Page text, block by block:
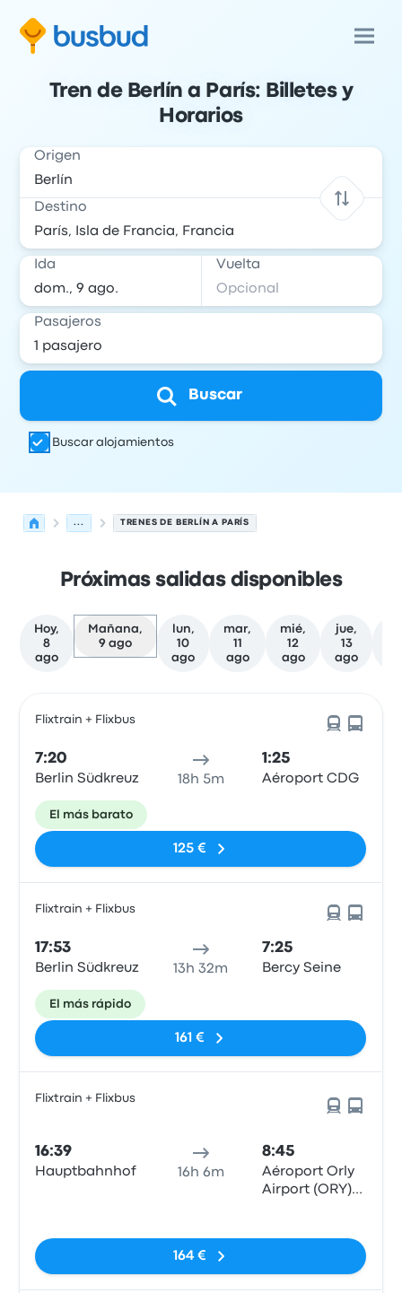
Tren de Berlín a París: Billetes y
Horarios
Origen
Destino
Ida Vuelta
Pasajeros
Buscar
Buscar alojamientos
... TRENES DE BERLÍN A PARÍS
Próximas salidas disponibles
Hoy,
8
ago
Mañana,
9 ago
lun,
10
ago
mar,
11
ago
mié,
12
ago
jue,
13
ago
Flixtrain + Flixbus
7:20
Berlin Südkreuz 18h 5m
1:25
Aéroport CDG
El más barato
125 €
Flixtrain + Flixbus
17:53
Berlin Südkreuz 13h 32m
7:25
Bercy Seine
El más rápido
161 €
Flixtrain + Flixbus
16:39
Hauptbahnhof 16h 6m
8:45
Aéroport Orly
Airport (ORY)
164 €